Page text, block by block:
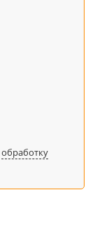
обработку